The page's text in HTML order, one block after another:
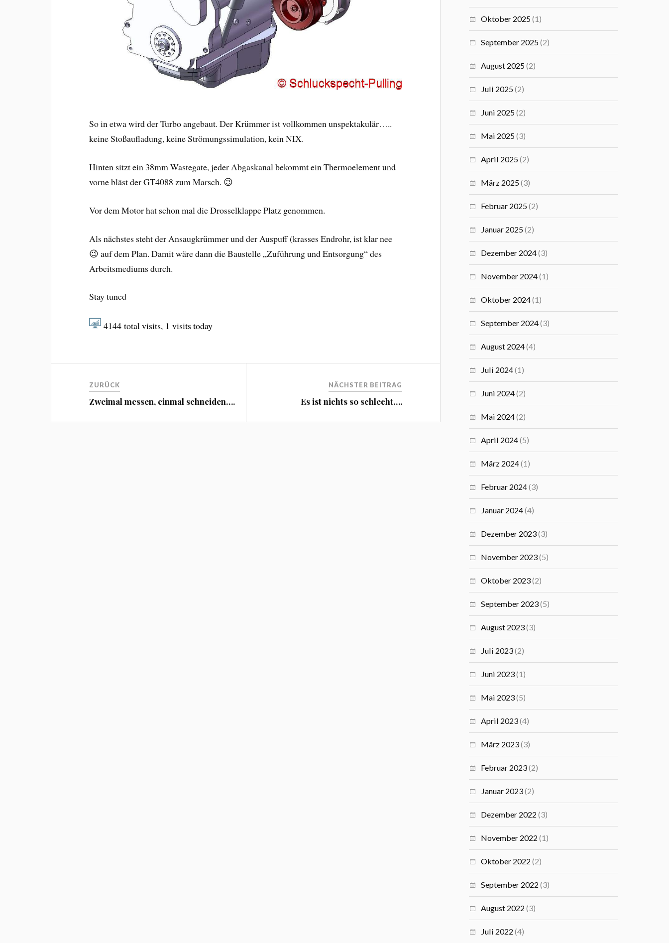
So in etwa wird der Turbo angebaut. Der Krümmer ist vollkommen unspektakulär…..
keine Stoßaufladung, keine Strömungssimulation, kein NIX.
Hinten sitzt ein 38mm Wastegate, jeder Abgaskanal bekommt ein Thermoelement und
vorne bläst der GT4088 zum Marsch. 😉
Vor dem Motor hat schon mal die Drosselklappe Platz genommen.
Als nächstes steht der Ansaugkrümmer und der Auspuff (krasses Endrohr, ist klar nee
😉 auf dem Plan. Damit wäre dann die Baustelle „Zuführung und Entsorgung“ des
Arbeitsmediums durch.
Stay tuned
4144 total visits, 1 visits today
ZURÜCK
Zweimal messen, einmal schneiden….
NÄCHSTER BEITRAG
Es ist nichts so schlecht….
Oktober 2025(1)
September 2025(2)
August 2025(2)
Juli 2025(2)
Juni 2025(2)
Mai 2025(3)
April 2025(2)
März 2025(3)
Februar 2025(2)
Januar 2025(2)
Dezember 2024(3)
November 2024(1)
Oktober 2024(1)
September 2024(3)
August 2024(4)
Juli 2024(1)
Juni 2024(2)
Mai 2024(2)
April 2024(5)
März 2024(1)
Februar 2024(3)
Januar 2024(4)
Dezember 2023(3)
November 2023(5)
Oktober 2023(2)
September 2023(5)
August 2023(3)
Juli 2023(2)
Juni 2023(1)
Mai 2023(5)
April 2023(4)
März 2023(3)
Februar 2023(2)
Januar 2023(2)
Dezember 2022 (3)
November 2022 (1)
Oktober 2022 (2)
September 2022 (3)
August 2022 (3)
Juli 2022 (4)